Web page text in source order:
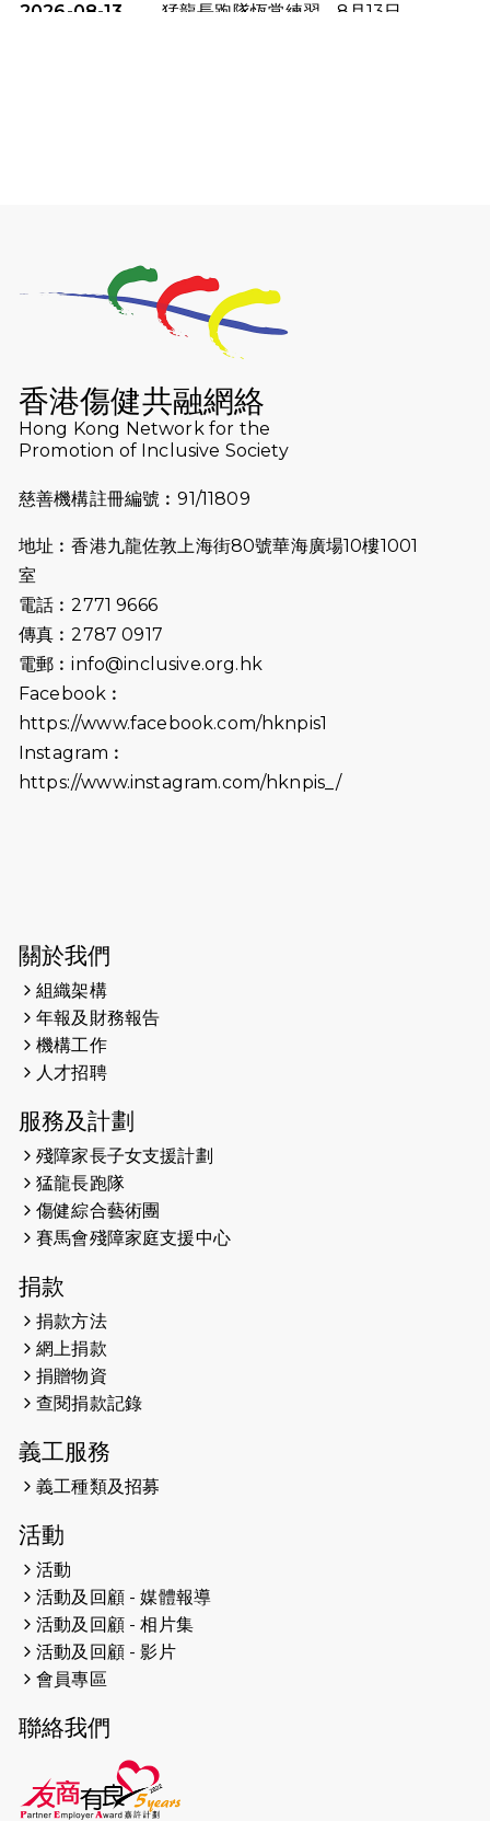
2026-08-13
猛龍長跑隊恆常練習 - 8月13日
2026-07-23
猛龍長跑隊恆常練習 - 7月23日
（19:00開始）
猛龍長跑隊恆常練習 - 7月16日
2026-07-10
【猛龍戈壁118公里分享暨香港傷健共
融網絡15周年晚宴】
2026-07-09
猛龍長跑隊恆常練習 - 7月9日（19:00
2026-07-02
2026-06-25
（19:00開始）
2026-06-18
猛龍長跑隊恆常練習 - 6月18日
2026-06-11
猛龍長跑隊恆常練習 - 6月11日（19:00
2026-05-28
2026-05-22
2026-05-21
2026-05-14
（19:00開始）
2026-05-07
開始）
2026-04-30
2026-04-25
2026-04-24
2026-04-23
2026-04-19
2026-04-16
猛龍長跑隊恆常練習 - 4月16日
（19:00開始）
2026-04-12
2026-04-11
2026-04-10 太古家＋賞系列：漫步魔術與音樂
香港傷健共融網絡
Hong Kong Network for the
Promotion of Inclusive Society
慈善機構註冊編號︰91/11809
地址︰香港九龍佐敦上海街80號華海廣場10樓1001
室
電話︰2771 9666
傳真︰2787 0917
電郵︰info@inclusive.org.hk
Facebook︰
https://www.facebook.com/hknpis1
Instagram︰
https://www.instagram.com/hknpis_/
關於我們
組織架構
年報及財務報告
機構工作
人才招聘
服務及計劃
殘障家長子女支援計劃
猛龍長跑隊
傷健綜合藝術團
賽馬會殘障家庭支援中心
捐款
捐款方法
網上捐款
捐贈物資
查閱捐款記錄
義工服務
義工種類及招募
活動
活動
活動及回顧 - 媒體報導
活動及回顧 - 相片集
活動及回顧 - 影片
會員專區
聯絡我們